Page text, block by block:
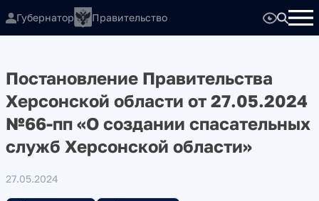
Губернатор Правительство
Постановление Правительства
Херсонской области от 27.05.2024
№66-пп «О создании спасательных
служб Херсонской области»
27.05.2024